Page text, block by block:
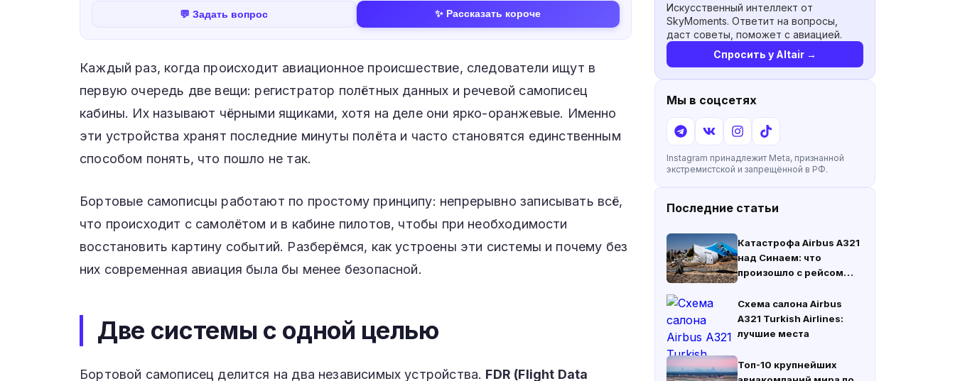
💬 Задать вопрос ✨ Рассказать короче
Каждый раз, когда происходит авиационное происшествие, следователи ищут в
первую очередь две вещи: регистратор полётных данных и речевой самописец
кабины. Их называют чёрными ящиками, хотя на деле они ярко-оранжевые. Именно
эти устройства хранят последние минуты полёта и часто становятся единственным
способом понять, что пошло не так.
Бортовые самописцы работают по простому принципу: непрерывно записывать всё,
что происходит с самолётом и в кабине пилотов, чтобы при необходимости
восстановить картину событий. Разберёмся, как устроены эти системы и почему без
них современная авиация была бы менее безопасной.
Две системы с одной целью
Бортовой самописец делится на два независимых устройства. FDR (Flight Data
Искусственный интеллект от
SkyMoments. Ответит на вопросы,
даст советы, поможет с авиацией.
Спросить у Altair →
Мы в соцсетях
Instagram принадлежит Meta, признанной
экстремистской и запрещённой в РФ.
Последние статьи
Катастрофа Airbus A321
над Синаем: что
произошло с рейсом
октября 2015 года
Схема салона Airbus
A321 Turkish Airlines:
лучшие места
Топ-10 крупнейших